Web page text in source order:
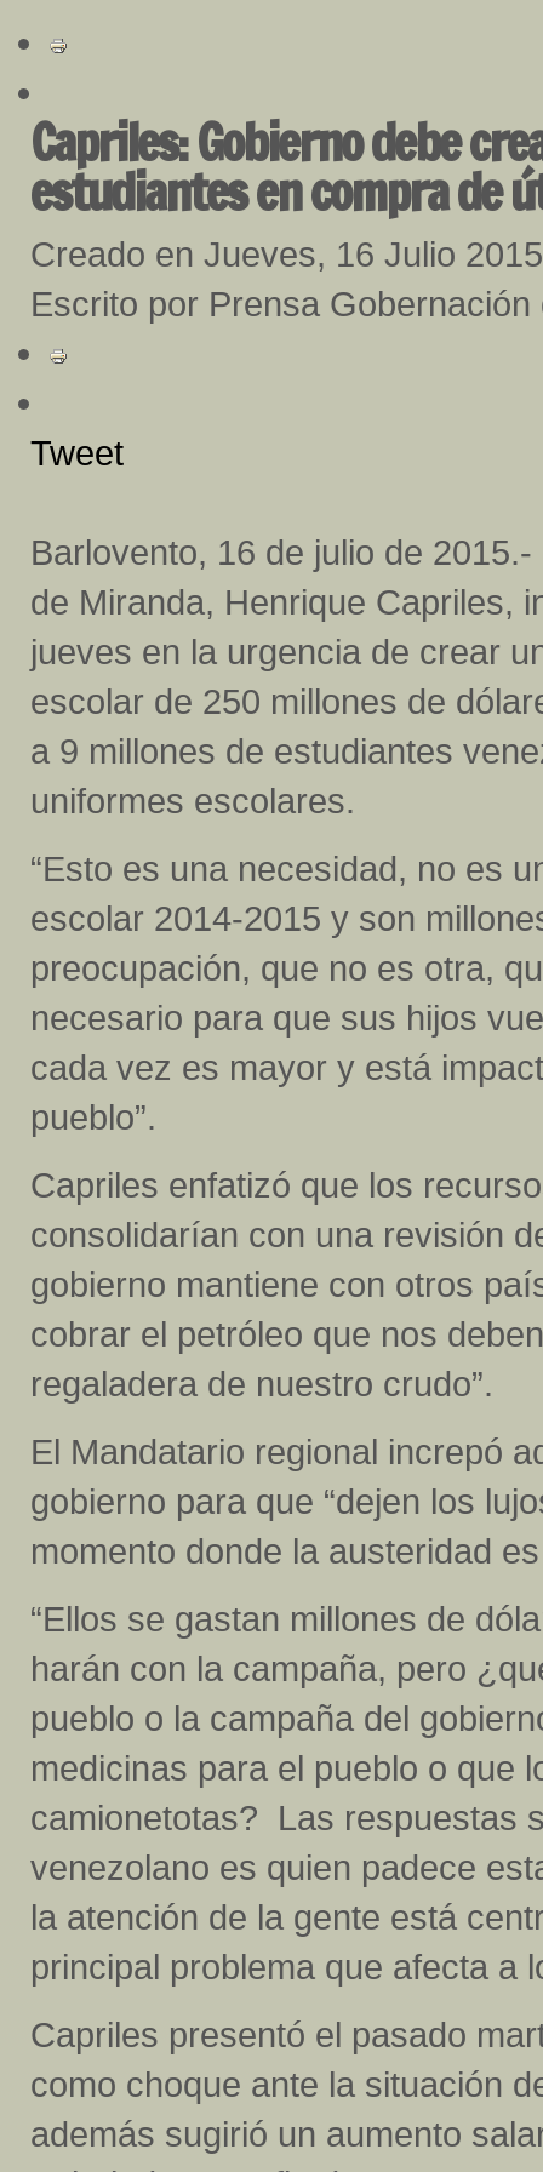
Capriles: Gobierno debe
estudiantes en compra de
Creado en Jueves, 16 Julio 2015
Escrito por Prensa Gobernación
Tweet
Barlovento, 16 de julio de
de Miranda, Henrique Capriles,
jueves en la urgencia de crear
escolar de 250 millones de
a 9 millones de estudiantes
uniformes escolares.
“Esto es una necesidad, no es
escolar 2014-2015 y son
preocupación, que no es otra,
necesario para que sus hijos
cada vez es mayor y está
pueblo”.
Capriles enfatizó que los
consolidarían con una revisión
gobierno mantiene con otros
cobrar el petróleo que nos
regaladera de nuestro crudo”.
El Mandatario regional increpó
gobierno para que “dejen los
momento donde la austeridad
“Ellos se gastan millones de
harán con la campaña, pero
pueblo o la campaña del
medicinas para el pueblo o que
camionetotas? Las respuestas
venezolano es quien padece
la atención de la gente está
principal problema que afecta a
Capriles presentó el pasado
como choque ante la situación
además sugirió un aumento